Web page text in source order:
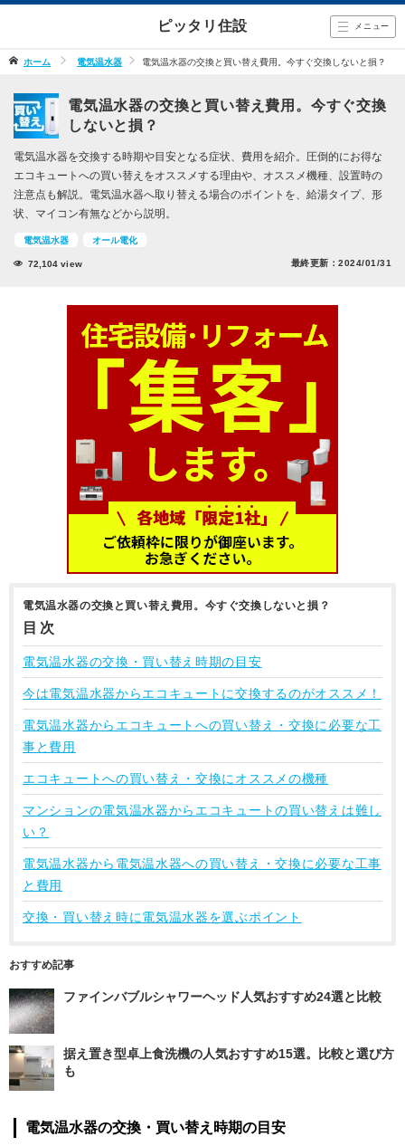
ピッタリ住設 メニュー
ホーム 電気温水器 電気温水器の交換と買い替え費用。今すぐ交換しないと損？
電気温水器の交換と買い替え費用。今すぐ交換
しないと損？
電気温水器を交換する時期や目安となる症状、費用を紹介。圧倒的にお得な
エコキュートへの買い替えをオススメする理由や、オススメ機種、設置時の
注意点も解説。電気温水器へ取り替える場合のポイントを、給湯タイプ、形
状、マイコン有無などから説明。
電気温水器 オール電化
72,104 view 最終更新： 2024/01/31
電気温水器の交換と買い替え費用。今すぐ交換しないと損？
目次
電気温水器の交換・買い替え時期の目安
今は電気温水器からエコキュートに交換するのがオススメ！
電気温水器からエコキュートへの買い替え・交換に必要な工
事と費用
エコキュートへの買い替え・交換にオススメの機種
マンションの電気温水器からエコキュートの買い替えは難し
い？
電気温水器から電気温水器への買い替え・交換に必要な工事
と費用
交換・買い替え時に電気温水器を選ぶポイント
おすすめ記事
ファインバブルシャワーヘッド人気おすすめ24選と比較
据え置き型卓上食洗機の人気おすすめ15選。比較と選び方
も
電気温水器の交換・買い替え時期の目安